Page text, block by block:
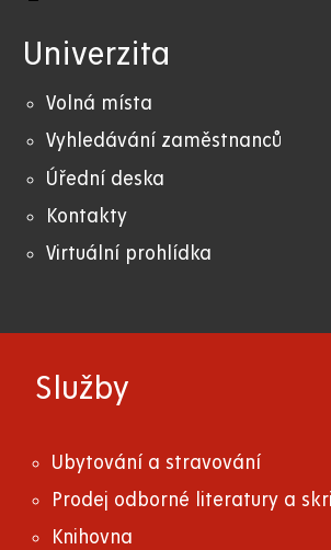
Univerzita
Volná místa
Vyhledávání zaměstnanců
Úřední deska
Kontakty
Virtuální prohlídka
Služby
Ubytování a stravování
Prodej odborné literatury a
Knihovna